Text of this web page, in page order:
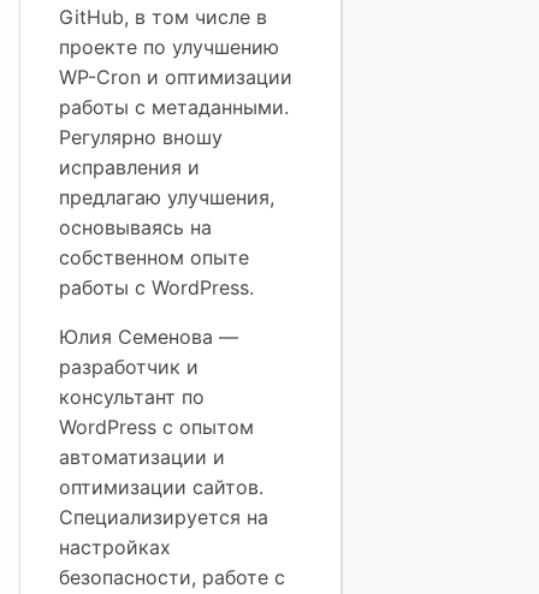
GitHub, в том числе в
проекте по улучшению
WP-Cron и оптимизации
работы с метаданными.
Регулярно вношу
исправления и
предлагаю улучшения,
основываясь на
собственном опыте
работы с WordPress.
Юлия Семенова —
разработчик и
консультант по
WordPress с опытом
автоматизации и
оптимизации сайтов.
Специализируется на
настройках
безопасности, работе с